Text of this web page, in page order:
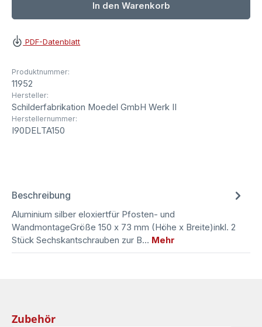
In den Warenkorb
PDF-Datenblatt
Produktnummer:
11952
Hersteller:
Schilderfabrikation Moedel GmbH Werk II
Herstellernummer:
I90DELTA150
Beschreibung
Aluminium silber eloxiertfür Pfosten- und
WandmontageGröße 150 x 73 mm (Höhe x Breite)inkl. 2
Stück Sechskantschrauben zur B… Mehr
Produktgalerie überspringen
Zubehör